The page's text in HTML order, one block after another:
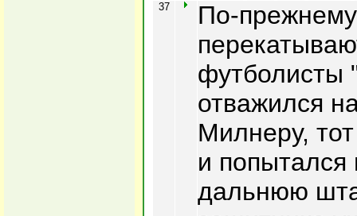
37
По-
футболисты
отважился
Милнеру,
и попытался
дальнюю